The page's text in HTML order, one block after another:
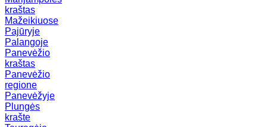
kraštas
Mažeikiuose
Pajūryje
Palangoje
Panevėžio
kraštas
Panevėžio
regione
Panevėžyje
Plungės
krašte